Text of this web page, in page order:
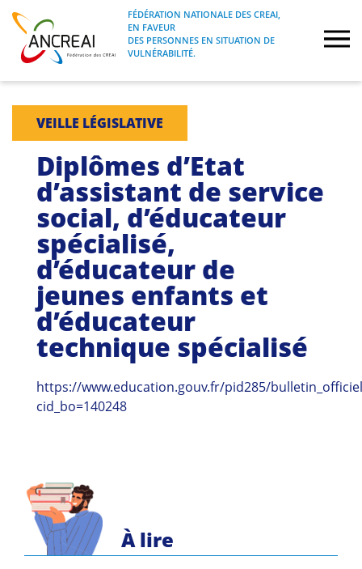
Skip
content
ANCREAI
FÉDÉRATION NATIONALE DES CREAI, EN
FAVEUR DES PERSONNES EN SITUATION
FÉDÉRATION NATIONALE DES CREAI,
EN FAVEUR
DES PERSONNES EN SITUATION DE
VULNÉRABILITÉ.
À propos
Journées nationales
Formations
Projets Fédéraux
Espace emploi
Actualités
VEILLE LÉGISLATIVE
Diplômes d’Etat
d’assistant de service
social, d’éducateur
spécialisé,
d’éducateur de
jeunes enfants et
d’éducateur
technique spécialisé
https://www.education.gouv.fr/pid285/
cid_bo=140248
À lire